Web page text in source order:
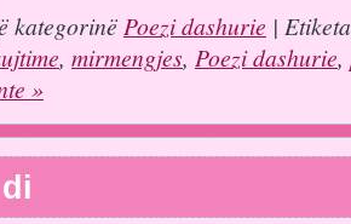
kategorinë Poezi dashurie |
, mirmengjes, Poezi dashurie,
»